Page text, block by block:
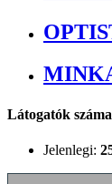
Látogatók száma
Jelenlegi: